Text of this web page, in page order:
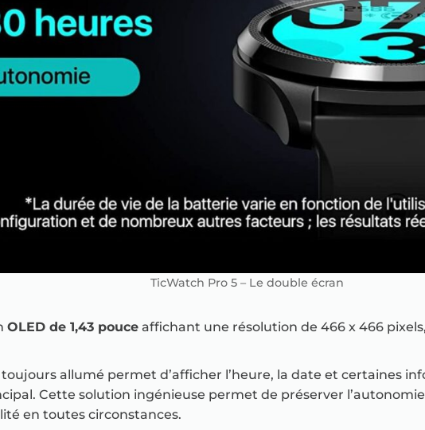
TicWatch Pro 5 – Le double écran
OLED de 1,43 pouce affichant une résolution de 466 x 466
toujours allumé permet d’afficher l’heure, la date et certaines
Cette solution ingénieuse permet de préserver
en toutes circonstances.